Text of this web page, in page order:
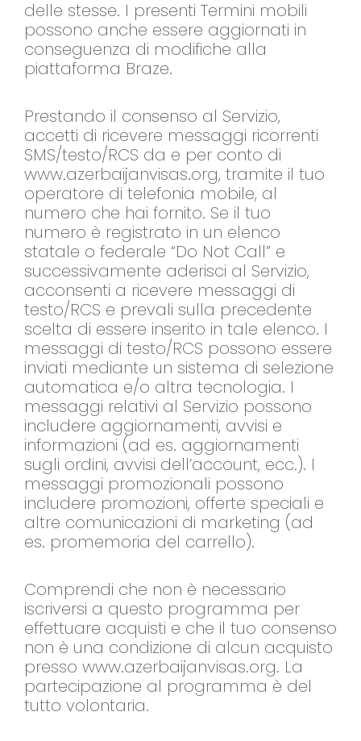
delle stesse. I presenti Termini mobili
possono anche essere aggiornati in
conseguenza di modifiche alla
piattaforma Braze.
Prestando il consenso al Servizio,
accetti di ricevere messaggi ricorrenti
SMS/testo/RCS da e per conto di
www.azerbaijanvisas.org, tramite il tuo
operatore di telefonia mobile, al
numero che hai fornito. Se il tuo
numero è registrato in un elenco
statale o federale “Do Not Call” e
successivamente aderisci al Servizio,
acconsenti a ricevere messaggi di
testo/RCS e prevali sulla precedente
scelta di essere inserito in tale elenco. I
messaggi di testo/RCS possono essere
inviati mediante un sistema di selezione
automatica e/o altra tecnologia. I
messaggi relativi al Servizio possono
includere aggiornamenti, avvisi e
informazioni (ad es. aggiornamenti
sugli ordini, avvisi dell’account, ecc.). I
messaggi promozionali possono
includere promozioni, offerte speciali e
altre comunicazioni di marketing (ad
es. promemoria del carrello).
Comprendi che non è necessario
iscriversi a questo programma per
effettuare acquisti e che il tuo consenso
non è una condizione di alcun acquisto
presso www.azerbaijanvisas.org. La
partecipazione al programma è del
tutto volontaria.